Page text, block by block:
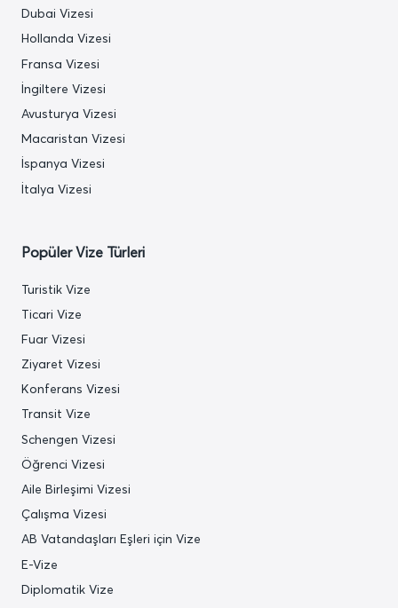
Dubai Vizesi
Hollanda Vizesi
Fransa Vizesi
İngiltere Vizesi
Avusturya Vizesi
Macaristan Vizesi
İspanya Vizesi
İtalya Vizesi
Popüler Vize Türleri
Turistik Vize
Ticari Vize
Fuar Vizesi
Ziyaret Vizesi
Konferans Vizesi
Transit Vize
Schengen Vizesi
Öğrenci Vizesi
Aile Birleşimi Vizesi
Çalışma Vizesi
AB Vatandaşları Eşleri için Vize
E-Vize
Diplomatik Vize